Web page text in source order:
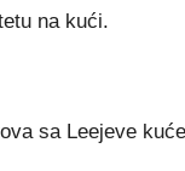
na kući.
sa Leejeve